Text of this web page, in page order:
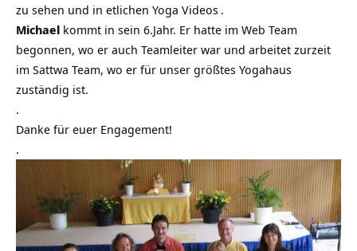
zu sehen und in etlichen Yoga Videos .
Michael kommt in sein 6.Jahr. Er hatte im Web Team
begonnen, wo er auch Teamleiter war und arbeitet zurzeit
im Sattwa Team, wo er für unser größtes Yogahaus
zuständig ist.
.
Danke für euer Engagement!
.